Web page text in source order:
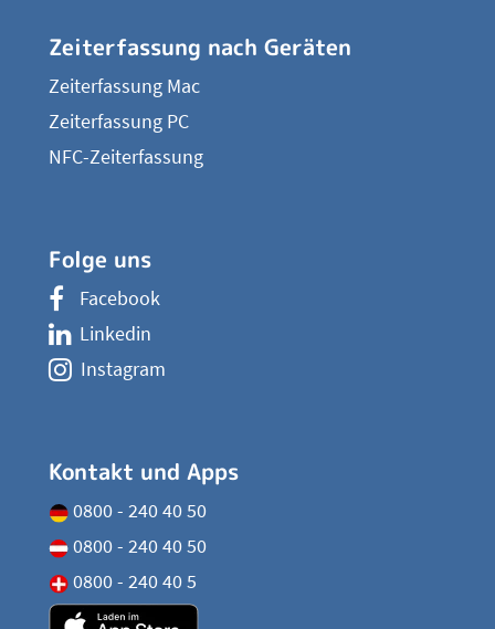
Zeiterfassung nach Geräten
Zeiterfassung Mac
Zeiterfassung PC
NFC-Zeiterfassung
Folge uns
Facebook
Linkedin
Instagram
Kontakt und Apps
0800 - 240 40 50
0800 - 240 40 50
0800 - 240 40 5